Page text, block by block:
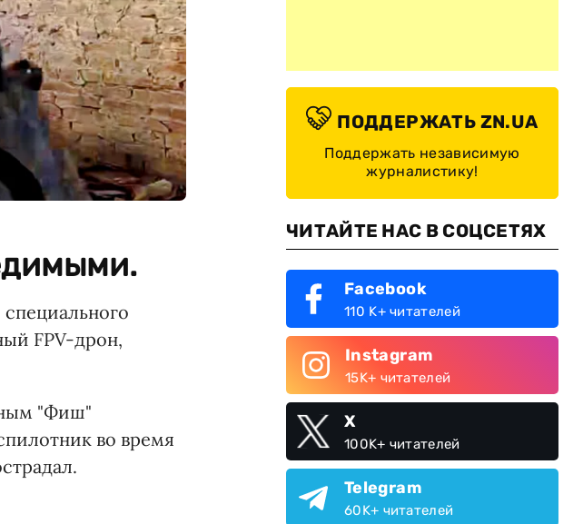
FPV-дрон,
"Фиш"
во время
ПОДДЕРЖАТЬ ZN.UA
Поддержать независимую
журналистику!
ЧИТАЙТЕ НАС В СОЦСЕТЯХ
Facebook
110 K+ читателей
Instagram
15K+ читателей
X
100K+ читателей
Telegram
60K+ читателей